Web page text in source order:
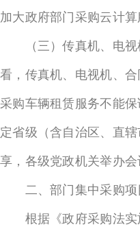
加大政府部门采购云计
（三）传真机、电视机
看，传真机、电视机、
采购车辆租赁服务不能
定省级（含自治区、直
享，各级党政机关举办
二、部门集中采购项
根据《政府采购法实施